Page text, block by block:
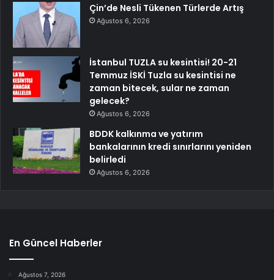
Çin’de Nesli Tükenen Türlerde Artış
Ağustos 6, 2026
İstanbul TUZLA su kesintisi! 20-21
Temmuz İSKİ Tuzla su kesintisi ne
zaman bitecek, sular ne zaman
gelecek?
Ağustos 6, 2026
BDDK kalkınma ve yatırım
bankalarının kredi sınırlarını yeniden
belirledi
Ağustos 6, 2026
En Güncel Haberler
Ağustos 7, 2026